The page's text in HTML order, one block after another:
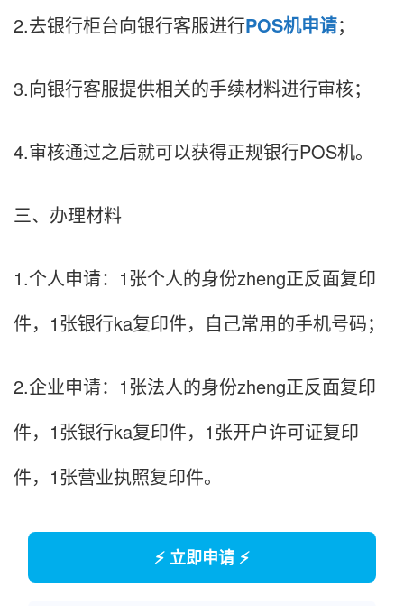
2.去银行柜台向银行客服进行POS机申请；
3.向银行客服提供相关的手续材料进行审核；
4.审核通过之后就可以获得正规银行POS机。
三、办理材料
1.个人申请：1张个人的身份zheng正反面复印
件，1张银行ka复印件，自己常用的手机号码；
2.企业申请：1张法人的身份zheng正反面复印
件，1张银行ka复印件，1张开户许可证复印
件，1张营业执照复印件。
⚡ 立即申请 ⚡